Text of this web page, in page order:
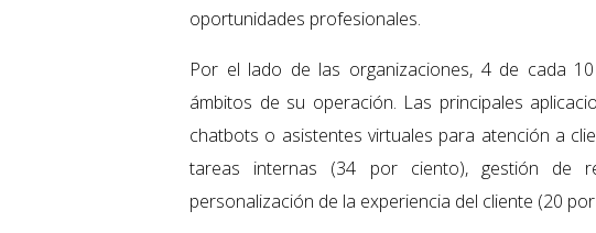
oportunidades profesionales.
Por el lado de las organizaciones, 4 de cada
ámbitos de su operación. Las principales
chatbots o asistentes virtuales para atención a
tareas internas (34 por ciento), gestión de
personalización de la experiencia del cliente (20